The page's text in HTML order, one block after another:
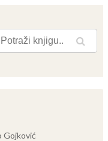
Pretraga
Gojković